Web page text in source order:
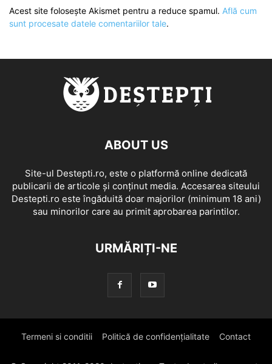
Acest site folosește Akismet pentru a reduce spamul. Află cum
sunt procesate datele comentariilor tale.
ABOUT US
Site-ul Destepti.ro, este o platformă online dedicată
publicarii de articole și conținut media. Accesarea siteului
Destepti.ro este îngăduită doar majorilor (minimum 18 ani)
sau minorilor care au primit aprobarea parintilor.
URMĂRIȚI-NE
Termeni si conditii Politică de confidențialitate Contact